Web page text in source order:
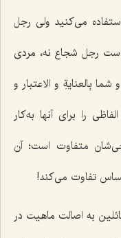
می‌کنید ولی رجل
رجل شجاع نه، مردی
شما بِالعنایةِ و الاعتبار و
را برای آنها به‌کار
متفاوت است؛ آن
تفاوت می‌کند!
به اصالت ماهیت در